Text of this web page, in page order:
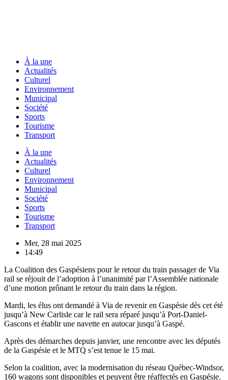
À la une
Actualités
Culturel
Environnement
Municipal
Société
Sports
Tourisme
Transport
À la une
Actualités
Culturel
Environnement
Municipal
Société
Sports
Tourisme
Transport
Mer, 28 mai 2025
14:49
La Coalition des Gaspésiens pour le retour du train passager de Via
rail se réjouit de l’adoption à l’unanimité par l’Assemblée nationale
d’une motion prônant le retour du train dans la région.
Mardi, les élus ont demandé à Via de revenir en Gaspésie dès cet été
jusqu’à New Carlisle car le rail sera réparé jusqu’à Port-Daniel-
Gascons et établir une navette en autocar jusqu’à Gaspé.
Après des démarches depuis janvier, une rencontre avec les députés
de la Gaspésie et le MTQ s’est tenue le 15 mai.
Selon la coalition, avec la modernisation du réseau Québec-Windsor,
160 wagons sont disponibles et peuvent être réaffectés en Gaspésie.